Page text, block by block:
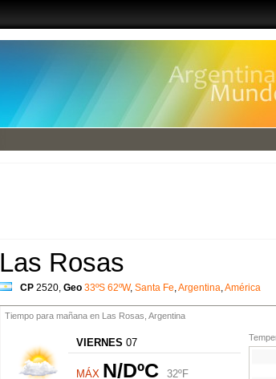
Las Rosas
CP 2520, Geo 33ºS 62ºW, Santa Fe,Argentina,América
Tiempo para mañana en Las Rosas, Argentina
VIERNES 07
MÁX N/DºC
32ºF